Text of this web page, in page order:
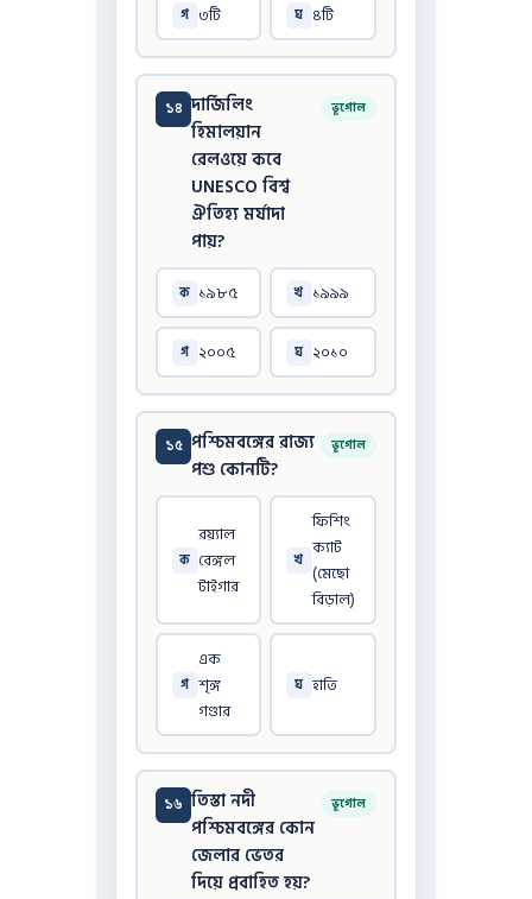
গ ৩টি ঘ ৪টি
১৪ দার্জিলিং
হিমালয়ান
রেলওয়ে কবে
UNESCO বিশ্ব
ঐতিহ্য মর্যাদা
পায়?
ভূগোল
ক ১৯৮৫ খ ১৯৯৯
গ ২০০৫ ঘ ২০১০
১৫ পশ্চিমবঙ্গের রাজ্য
পশু কোনটি?
ভূগোল
ক
রয়্যাল
বেঙ্গল
টাইগার
খ
ফিশিং
ক্যাট
(মেছো
বিড়াল)
গ
এক
শৃঙ্গ
গণ্ডার
ঘ হাতি
১৬ তিস্তা নদী
পশ্চিমবঙ্গের কোন
জেলার ভেতর
দিয়ে প্রবাহিত হয়?
ভূগোল